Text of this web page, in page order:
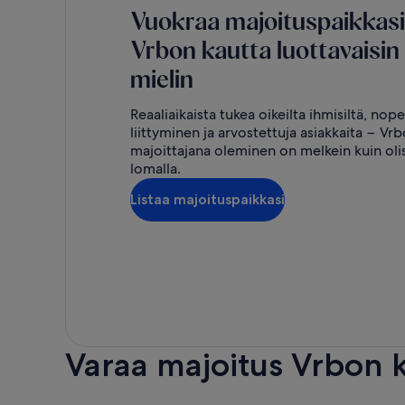
Vuokraa majoituspaikkasi
Vrbon kautta luottavaisin
mielin
Reaaliaikaista tukea oikeilta ihmisiltä,
liittyminen ja arvostettuja asiakkaita −
majoittajana oleminen on melkein kuin
lomalla.
Listaa majoituspaikkasi
Varaa majoitus Vrbon